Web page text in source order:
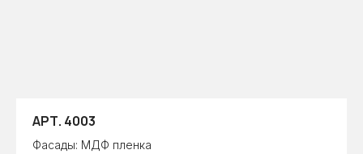
АРТ. 4003
Фасады: МДФ пленка